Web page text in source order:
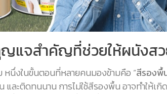
แจสำคัญที่ช่วยให้ผนังสว
หนึ่งในขั้นตอนที่หลายคนมองข้ามคือ “สีรองพื้
และติดทนนาน การไม่ใช้สีรองพื้น อาจทำให้